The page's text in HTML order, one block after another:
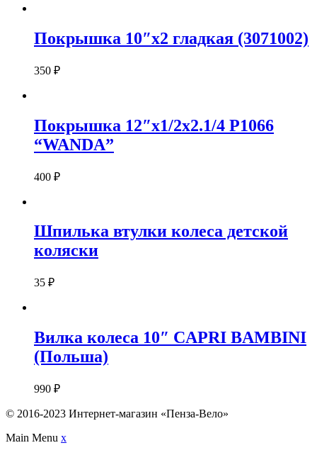
Покрышка 10″х2 гладкая (3071002)
350 ₽
Покрышка 12″х1/2х2.1/4 P1066
“WANDA”
400 ₽
Шпилька втулки колеса детской
коляски
35 ₽
Вилка колеса 10″ CAPRI BAMBINI
(Польша)
990 ₽
© 2016-2023 Интернет-магазин «Пенза-Вело»
Main Menu x